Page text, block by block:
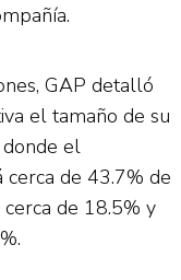
GAP detalló
el tamaño de su
el
de 43.7% de
de 18.5% y